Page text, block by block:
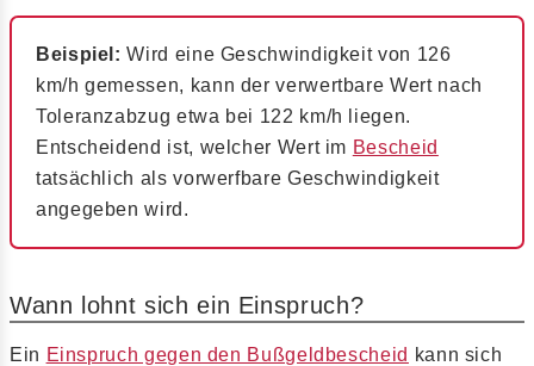
Beispiel: Wird eine Geschwindigkeit von 126
km/h gemessen, kann der verwertbare Wert nach
Toleranzabzug etwa bei 122 km/h liegen.
Entscheidend ist, welcher Wert im Bescheid
tatsächlich als vorwerfbare Geschwindigkeit
angegeben wird.
Wann lohnt sich ein Einspruch?
Ein Einspruch gegen den Bußgeldbescheid kann sich